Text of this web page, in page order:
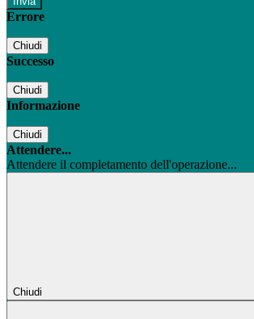
Errore
Chiudi
Successo
Chiudi
Informazione
Chiudi
Attendere...
Attendere il completamento dell'operazione...
Chiudi